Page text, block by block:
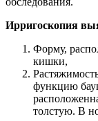
Ирригоскопия
Форму,
кишки,
функцию
толстую. В